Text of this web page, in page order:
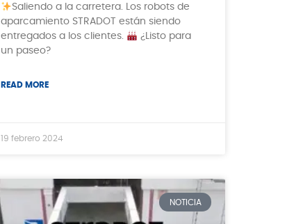
Saliendo a la carretera. Los robots de
aparcamiento STRADOT están siendo
entregados a los clientes.
¿Listo para
un paseo?
READ MORE
19 febrero 2024
NOTICIA